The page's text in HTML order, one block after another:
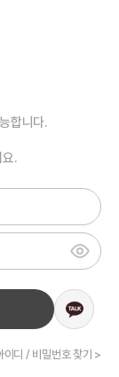
합니다.
.
이디 / 비밀번호 찾기 >